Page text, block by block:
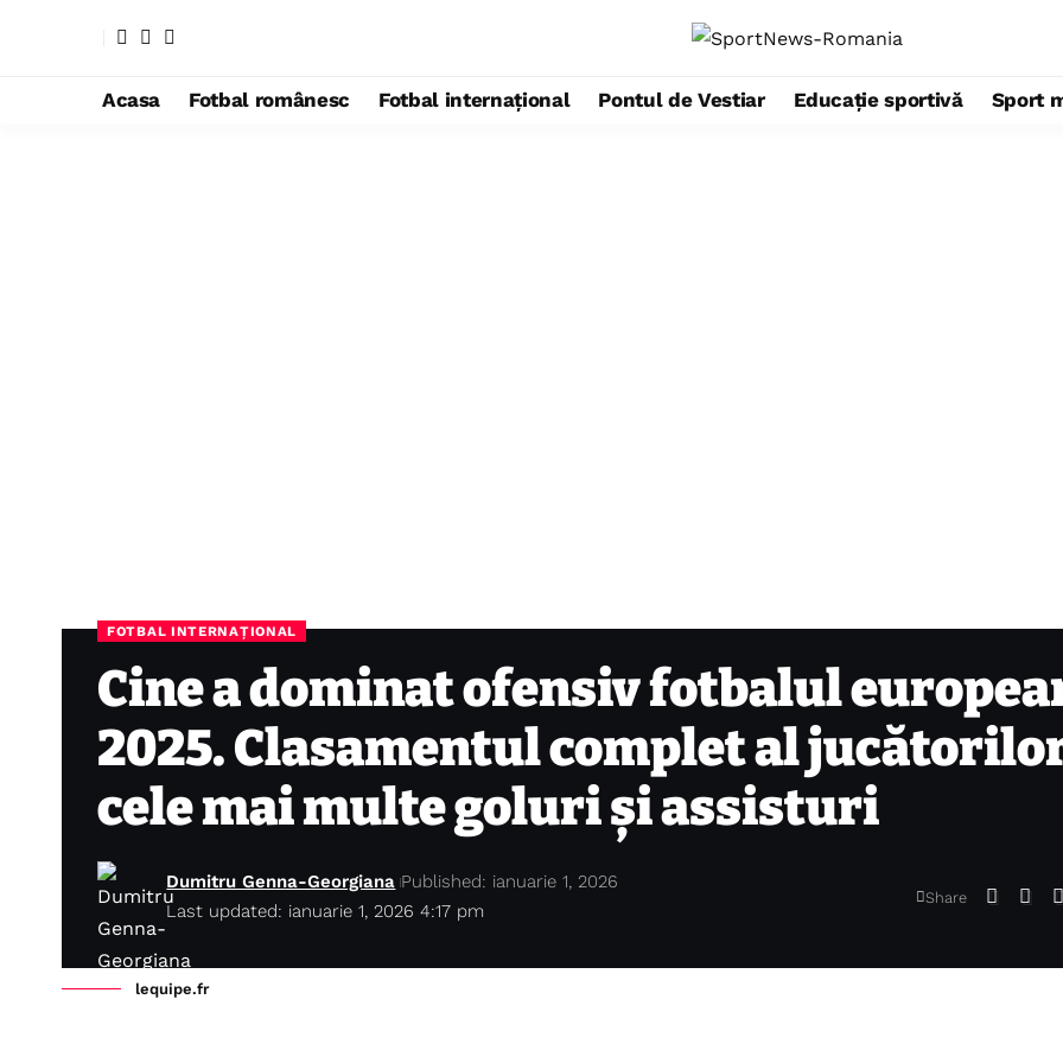
Acasa Fotbal românesc Fotbal internațional Pontul de Vestiar Educație sportivă Sport
FOTBAL INTERNAȚIONAL
Cine a dominat ofensiv fotbalul
2025. Clasamentul complet al
cele mai multe goluri și assisturi
Last updated: ianuarie 1, 2026 4:17 pm
Dumitru Genna-Georgiana Published: ianuarie 1, 2026
Share
lequipe.fr